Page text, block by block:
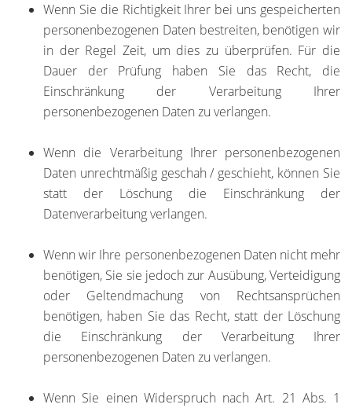
Wenn Sie die Richtigkeit Ihrer bei uns gespeicherten
personenbezogenen Daten bestreiten, benötigen wir
in der Regel Zeit, um dies zu überprüfen. Für die
Dauer der Prüfung haben Sie das Recht, die
Einschränkung der Verarbeitung Ihrer
personenbezogenen Daten zu verlangen.
Wenn die Verarbeitung Ihrer personenbezogenen
Daten unrechtmäßig geschah / geschieht, können Sie
statt der Löschung die Einschränkung der
Datenverarbeitung verlangen.
Wenn wir Ihre personenbezogenen Daten nicht mehr
benötigen, Sie sie jedoch zur Ausübung, Verteidigung
oder Geltendmachung von Rechtsansprüchen
benötigen, haben Sie das Recht, statt der Löschung
die Einschränkung der Verarbeitung Ihrer
personenbezogenen Daten zu verlangen.
Wenn Sie einen Widerspruch nach Art. 21 Abs. 1